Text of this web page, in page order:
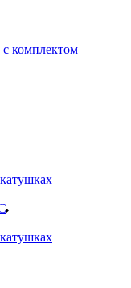
комплектом